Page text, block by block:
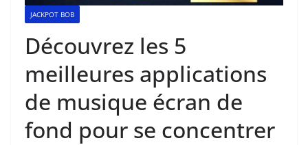
JACKPOT BOB
Découvrez les 5
meilleures applications
de musique écran de
fond pour se concentrer